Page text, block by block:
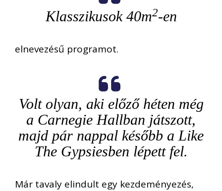
Klasszikusok 40m2-en
elnevezésű programot.
Volt olyan, aki előző héten még
a Carnegie Hallban játszott,
majd pár nappal később a Like
The Gypsiesben lépett fel.
Már tavaly elindult egy kezdeményezés,